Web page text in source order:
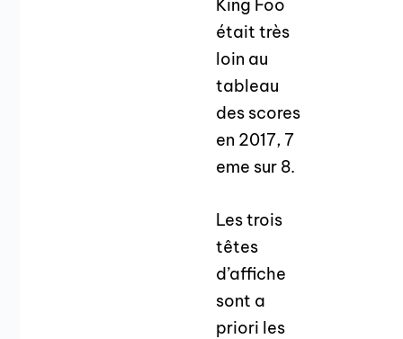
King Foo
était très
loin au
tableau
des scores
en 2017, 7
eme sur 8.
Les trois
têtes
d’affiche
sont a
priori les